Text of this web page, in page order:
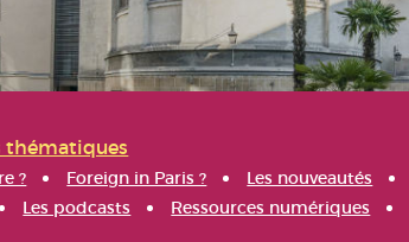
thématiques
? Foreign in Paris ? Les nouveautés
Les podcasts Ressources numériques